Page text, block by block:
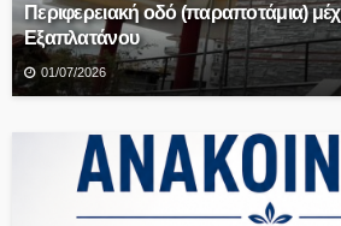
Περιφερειακή οδό (παραποτάμια)
Εξαπλατάνου
01/07/2026